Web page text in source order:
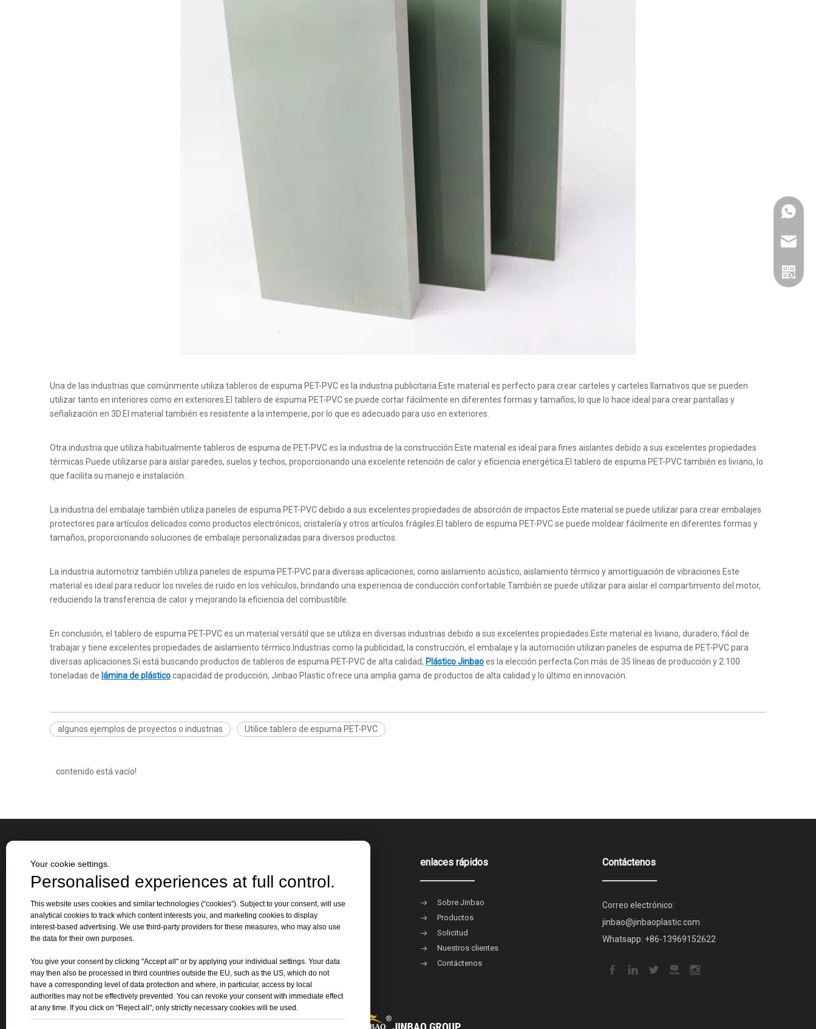
Una de las industrias que comúnmente utiliza tableros de espuma PET-PVC es la industria publicitaria.Este material es perfecto para crear carteles y carteles llamativos que se pueden
utilizar tanto en interiores como en exteriores.El tablero de espuma PET-PVC se puede cortar fácilmente en diferentes formas y tamaños, lo que lo hace ideal para crear pantallas y
señalización en 3D.El material también es resistente a la intemperie, por lo que es adecuado para uso en exteriores.
Otra industria que utiliza habitualmente tableros de espuma de PET-PVC es la industria de la construcción.Este material es ideal para fines aislantes debido a sus excelentes propiedades
térmicas.Puede utilizarse para aislar paredes, suelos y techos, proporcionando una excelente retención de calor y eficiencia energética.El tablero de espuma PET-PVC también es liviano, lo
que facilita su manejo e instalación.
La industria del embalaje también utiliza paneles de espuma PET-PVC debido a sus excelentes propiedades de absorción de impactos.Este material se puede utilizar para crear embalajes
protectores para artículos delicados como productos electrónicos, cristalería y otros artículos frágiles.El tablero de espuma PET-PVC se puede moldear fácilmente en diferentes formas y
tamaños, proporcionando soluciones de embalaje personalizadas para diversos productos.
La industria automotriz también utiliza paneles de espuma PET-PVC para diversas aplicaciones, como aislamiento acústico, aislamiento térmico y amortiguación de vibraciones.Este
material es ideal para reducir los niveles de ruido en los vehículos, brindando una experiencia de conducción confortable.También se puede utilizar para aislar el compartimiento del motor,
reduciendo la transferencia de calor y mejorando la eficiencia del combustible.
En conclusión, el tablero de espuma PET-PVC es un material versátil que se utiliza en diversas industrias debido a sus excelentes propiedades.Este material es liviano, duradero, fácil de
trabajar y tiene excelentes propiedades de aislamiento térmico.Industrias como la publicidad, la construcción, el embalaje y la automoción utilizan paneles de espuma de PET-PVC para
diversas aplicaciones.Si está buscando productos de tableros de espuma PET-PVC de alta calidad, Plástico Jinbaoes la elección perfecta.Con más de 35 líneas de producción y 2.100
toneladas de lámina de plásticocapacidad de producción, Jinbao Plastic ofrece una amplia gama de productos de alta calidad y lo último en innovación.
algunos ejemplos de proyectos o industrias Utilice tablero de espuma PET-PVC
contenido está vacío!
Sobre nosotros
Jinbao Group se estableció en 1996 y su
oficina central está ubicada en la hermosa
ciudad primaveral de Jinan, provincia de
Shandong.
Hoja acrílica
Tablero de espuma de PVC
Hoja rígida de PVC
enlaces rápidos
Sobre Jinbao
Productos
Solicitud
Nuestros clientes
Contáctenos
Contáctenos
Correo electrónico:
jinbao@jinbaoplastic.com
Whatsapp: +86-13969152622
Your cookie settings.
Personalised experiences at full control.
This website uses cookies and similar technologies (“cookies”). Subject to your consent, will use
analytical cookies to track which content interests you, and marketing cookies to display
interest-based advertising. We use third-party providers for these measures, who may also use
the data for their own purposes.
You give your consent by clicking "Accept all" or by applying your individual settings. Your data
may then also be processed in third countries outside the EU, such as the US, which do not
have a corresponding level of data protection and where, in particular, access by local
authorities may not be effectively prevented. You can revoke your consent with immediate effect
at any time. If you click on "Reject all", only strictly necessary cookies will be used.